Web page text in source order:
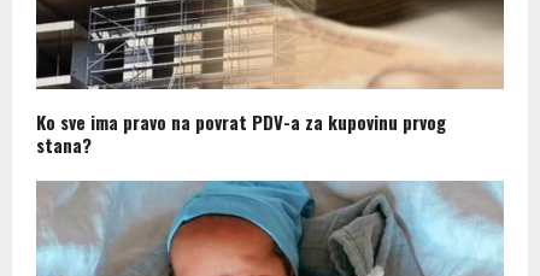
Ko sve ima pravo na povrat PDV-a za kupovinu prvog
stana?